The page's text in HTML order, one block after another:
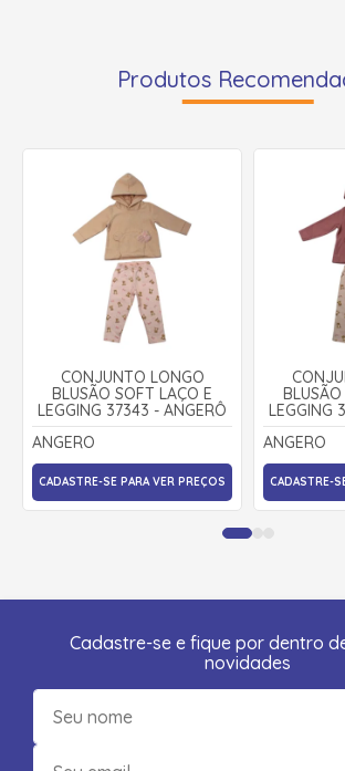
Produtos
CONJUNTO LONGO
BLUSÃO SOFT LAÇO E
LEGGING 37343 - ANGERÔ
ANGERO
CADASTRE-SE PARA VER PREÇOS
LEGGING
ANGERO
CADASTRE-
Cadastre-se e fique por dentro
novidades